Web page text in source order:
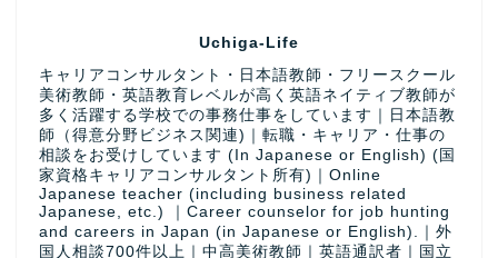
Uchiga-Life
キャリアコンサルタント・日本語教師・フリースクール
美術教師・英語教育レベルが高く英語ネイティブ教師が
多く活躍する学校での事務仕事をしています｜日本語教
師（得意分野ビジネス関連)｜転職・キャリア・仕事の
相談をお受けしています (In Japanese or English) (国
家資格キャリアコンサルタント所有)｜Online
Japanese teacher (including business related
Japanese, etc.) ｜Career counselor for job hunting
and careers in Japan (in Japanese or English).｜外
国人相談700件以上｜中高美術教師｜英語通訳者｜国立